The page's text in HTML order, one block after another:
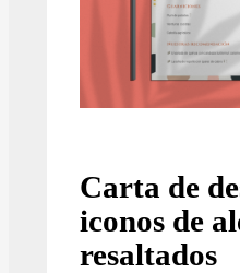
Carta de
iconos de
resaltados